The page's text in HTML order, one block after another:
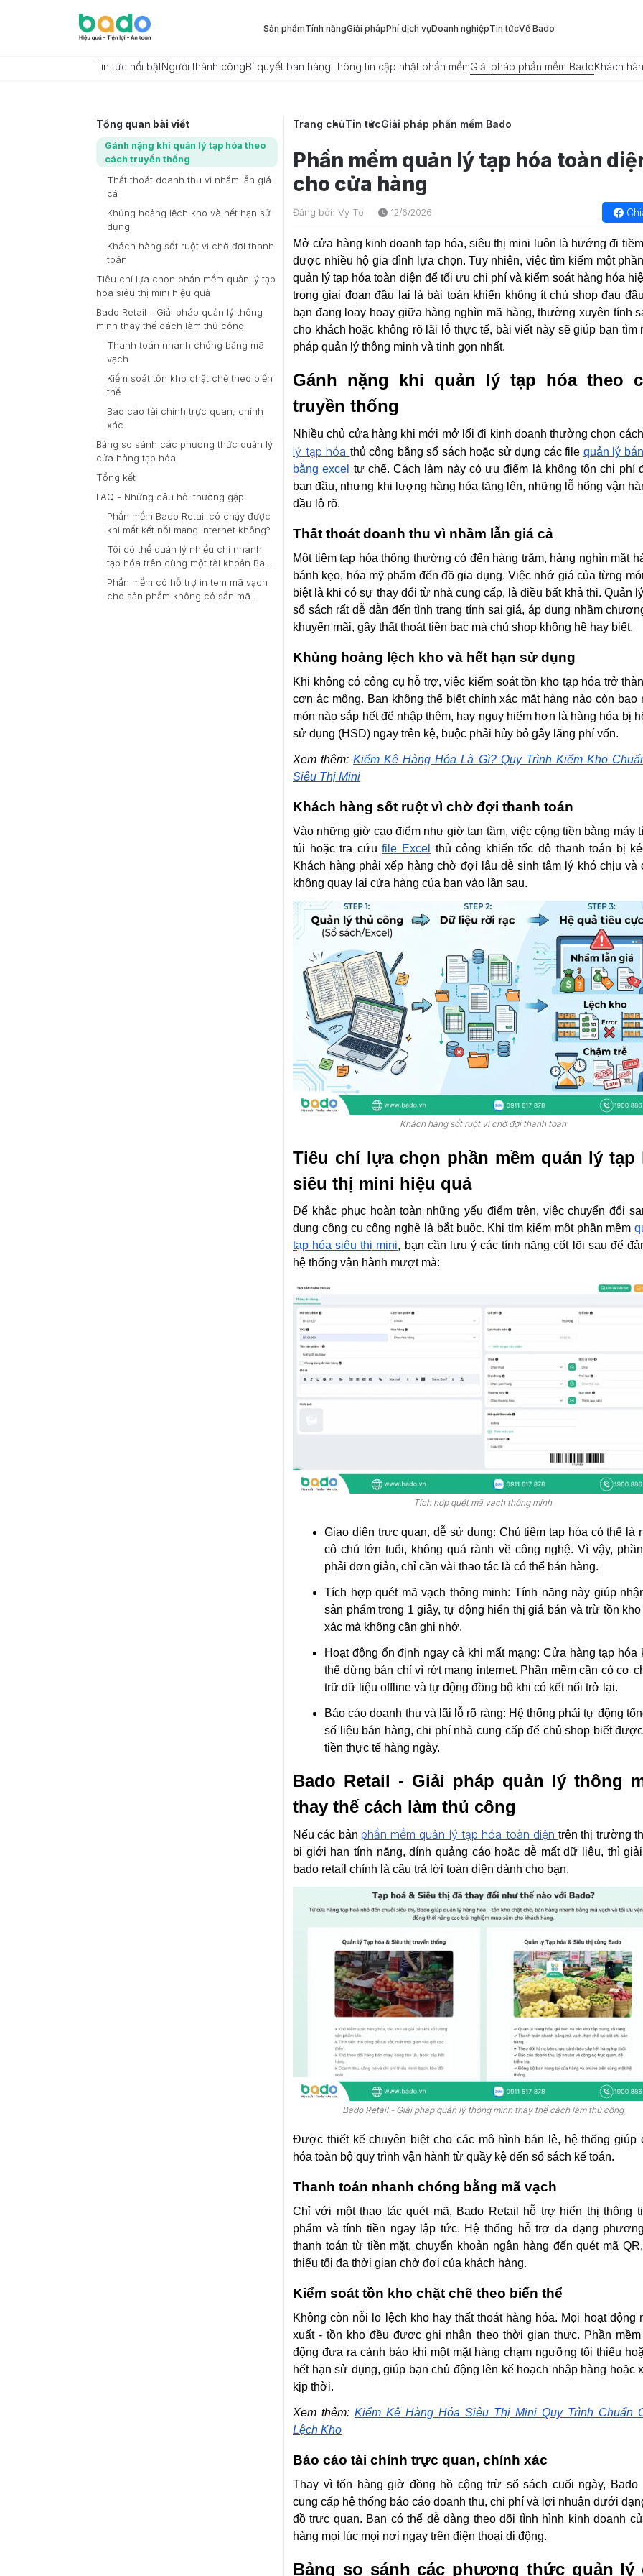
Sản phẩmTính năngGiải phápPhí dịch vụDoanh nghiệpTin tứcVề Bado
Tin tức nổi bậtNgười thành côngBí quyết bán hàngThông tin cập nhật phần mềmGiải pháp phần mềm BadoKhách
Tổng quan bài viết
Gánh nặng khi quản lý tạp hóa theo
cách truyền thống
Thất thoát doanh thu vì nhầm lẫn giá
cả
Khủng hoảng lệch kho và hết hạn sử
dụng
Khách hàng sốt ruột vì chờ đợi thanh
toán
Tiêu chí lựa chọn phần mềm quản lý tạp
hóa siêu thị mini hiệu quả
Bado Retail - Giải pháp quản lý thông
minh thay thế cách làm thủ công
Thanh toán nhanh chóng bằng mã
vạch
Kiểm soát tồn kho chặt chẽ theo biến
thể
Báo cáo tài chính trực quan, chính
xác
Bảng so sánh các phương thức quản lý
cửa hàng tạp hóa
Tổng kết
FAQ - Những câu hỏi thường gặp
Phần mềm Bado Retail có chạy được
khi mất kết nối mạng internet không?
Tôi có thể quản lý nhiều chi nhánh
tạp hóa trên cùng một tài khoản Bado
không?
Phần mềm có hỗ trợ in tem mã vạch
cho sản phẩm không có sẵn mã
Trang chủTin tứcGiải pháp phần mềm Bado
Phần mềm quản lý tạp hóa toàn
cho cửa hàng
Đăng bởi: Vy To 12/6/2026
Mở cửa hàng kinh doanh tạp hóa, siêu thị mini luôn là hướng đi
được nhiều hộ gia đình lựa chọn. Tuy nhiên, việc tìm kiếm một
quản lý tạp hóa toàn diện để tối ưu chi phí và kiểm soát hàng hóa
trong giai đoạn đầu lại là bài toán khiến không ít chủ shop đau
bạn đang loay hoay giữa hàng nghìn mã hàng, thường xuyên tính
cho khách hoặc không rõ lãi lỗ thực tế, bài viết này sẽ giúp bạn tìm
pháp quản lý thông minh và tinh gọn nhất.
Gánh nặng khi quản lý tạp hóa theo
truyền thống
Nhiều chủ cửa hàng khi mới mở lối đi kinh doanh thường chọn cách
lý tạp hóa thủ công bằng sổ sách hoặc sử dụng các file quản lý
bằng excel tự chế. Cách làm này có ưu điểm là không tốn chi phí
ban đầu, nhưng khi lượng hàng hóa tăng lên, những lỗ hổng vận
đầu lộ rõ.
Thất thoát doanh thu vì nhầm lẫn giá cả
Một tiệm tạp hóa thông thường có đến hàng trăm, hàng nghìn mặt
bánh kẹo, hóa mỹ phẩm đến đồ gia dụng. Việc nhớ giá của từng
biệt là khi có sự thay đổi từ nhà cung cấp, là điều bất khả thi. Quản
sổ sách rất dễ dẫn đến tình trạng tính sai giá, áp dụng nhầm
khuyến mãi, gây thất thoát tiền bạc mà chủ shop không hề hay biết.
Khủng hoảng lệch kho và hết hạn sử dụng
Khi không có công cụ hỗ trợ, việc kiểm soát tồn kho tạp hóa trở
cơn ác mộng. Bạn không thể biết chính xác mặt hàng nào còn bao
món nào sắp hết để nhập thêm, hay nguy hiểm hơn là hàng hóa bị
sử dụng (HSD) ngay trên kệ, buộc phải hủy bỏ gây lãng phí vốn.
Xem thêm:Kiểm Kê Hàng Hóa Là Gì? Quy Trình Kiểm Kho
Siêu Thị Mini
Khách hàng sốt ruột vì chờ đợi thanh toán
Vào những giờ cao điểm như giờ tan tầm, việc cộng tiền bằng máy
túi hoặc tra cứufile Excel
thủ công khiến tốc độ thanh toán bị
Khách hàng phải xếp hàng chờ đợi lâu dễ sinh tâm lý khó chịu và
không quay lại cửa hàng của bạn vào lần sau.
Khách hàng sốt ruột vì chờ đợi thanh toán
Tiêu chí lựa chọn phần mềm quản lý tạp
siêu thị mini hiệu quả
Để khắc phục hoàn toàn những yếu điểm trên, việc chuyển đổi
dụng công cụ công nghệ là bắt buộc. Khi tìm kiếm một phần mềm
tạp hóa siêu thị mini, bạn cần lưu ý các tính năng cốt lõi sau để
hệ thống vận hành mượt mà:
Tích hợp quét mã vạch thông minh
Giao diện trực quan, dễ sử dụng: Chủ tiệm tạp hóa có thể là
cô chú lớn tuổi, không quá rành về công nghệ. Vì vậy,
phải đơn giản, chỉ cần vài thao tác là có thể bán hàng.
Tích hợp quét mã vạch thông minh: Tính năng này giúp
sản phẩm trong 1 giây, tự động hiển thị giá bán và trừ tồn
xác mà không cần ghi nhớ.
Hoạt động ổn định ngay cả khi mất mạng: Cửa hàng tạp hóa
thể dừng bán chỉ vì rớt mạng internet. Phần mềm cần có cơ
trữ dữ liệu offline và tự động đồng bộ khi có kết nối trở lại.
Báo cáo doanh thu và lãi lỗ rõ ràng: Hệ thống phải tự động
số liệu bán hàng, chi phí nhà cung cấp để chủ shop biết
tiền thực tế hàng ngày.
Bado Retail - Giải pháp quản lý thông
thay thế cách làm thủ công
Nếu các bản phần mềm quản lý tạp hóa toàn diệntrên thị trường
bị giới hạn tính năng, dính quảng cáo hoặc dễ mất dữ liệu, thì
bado retail chính là câu trả lời toàn diện dành cho bạn.
Bado Retail - Giải pháp quản lý thông minh thay thế cách làm thủ công
Được thiết kế chuyên biệt cho các mô hình bán lẻ, hệ thống giúp
hóa toàn bộ quy trình vận hành từ quầy kệ đến sổ sách kế toán.
Thanh toán nhanh chóng bằng mã vạch
Chỉ với một thao tác quét mã, Bado Retail hỗ trợ hiển thị thông
phẩm và tính tiền ngay lập tức. Hệ thống hỗ trợ đa dạng
thanh toán từ tiền mặt, chuyển khoản ngân hàng đến quét mã
thiểu tối đa thời gian chờ đợi của khách hàng.
Kiểm soát tồn kho chặt chẽ theo biến thể
Không còn nỗi lo lệch kho hay thất thoát hàng hóa. Mọi hoạt động
xuất - tồn kho đều được ghi nhận theo thời gian thực. Phần
động đưa ra cảnh báo khi một mặt hàng chạm ngưỡng tối thiểu
hết hạn sử dụng, giúp bạn chủ động lên kế hoạch nhập hàng hoặc
kịp thời.
Xem thêm: Kiểm Kê Hàng Hóa Siêu Thị Mini Quy Trình Chuẩn
Lệch Kho
Báo cáo tài chính trực quan, chính xác
Thay vì tốn hàng giờ đồng hồ cộng trừ sổ sách cuối ngày, Bado
cung cấp hệ thống báo cáo doanh thu, chi phí và lợi nhuận dưới
đồ trực quan. Bạn có thể dễ dàng theo dõi tình hình kinh doanh
hàng mọi lúc mọi nơi ngay trên điện thoại di động.
Bảng so sánh các phương thức quản lý